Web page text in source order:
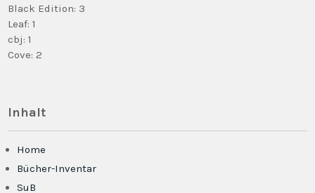
Black Edition: 3
Leaf: 1
cbj: 1
Cove: 2
Inhalt
Home
Bücher-Inventar
SuB